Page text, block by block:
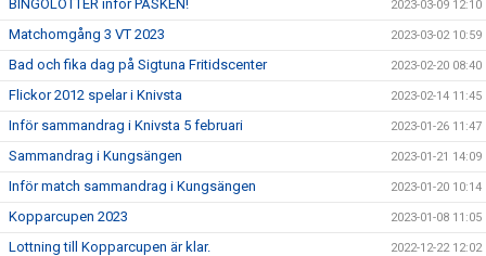
BINGOLOTTER inför PÅSKEN! 2023-03-09 12:10
Matchomgång 3 VT 2023 2023-03-02 10:59
Bad och fika dag på Sigtuna Fritidscenter 2023-02-20 08:40
Flickor 2012 spelar i Knivsta 2023-02-14 11:45
Inför sammandrag i Knivsta 5 februari 2023-01-26 11:47
Sammandrag i Kungsängen 2023-01-21 14:09
Inför match sammandrag i Kungsängen 2023-01-20 10:14
Kopparcupen 2023 2023-01-08 11:05
Lottning till Kopparcupen är klar. 2022-12-22 12:02